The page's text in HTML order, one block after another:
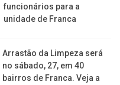
funcionários para a
unidade de Franca
Arrastão da Limpeza será
no sábado, 27, em 40
bairros de Franca. Veja a